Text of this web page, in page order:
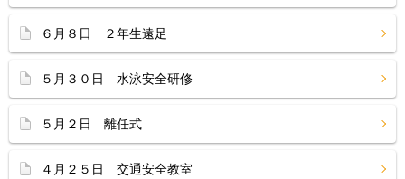
６月８日 ２年生遠足
５月３０日 水泳安全研修
５月２日 離任式
４月２５日 交通安全教室